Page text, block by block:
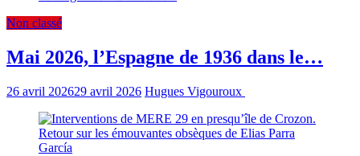
Non classé
Mai 2026, l’Espagne de 1936 dans le…
26 avril 202629 avril 2026 Hugues Vigouroux